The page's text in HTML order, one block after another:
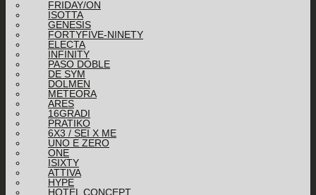
FRIDAY/ON
ISOTTA
GENESIS
FORTYFIVE-NINETY
ELECTA
INFINITY
PASO DOBLE
DE SYM
DOLMEN
METEORA
ARES
16GRADI
PRATIKO
6X3 / SEI X ME
UNO E ZERO
ONE
ISIXTY
ATTIVA
HYPE
HOTEL CONCEPT